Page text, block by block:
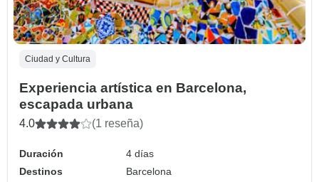
Ciudad y Cultura
Experiencia artística en Barcelona,
escapada urbana
4.0 (1 reseña)
Duración
4 días
Destinos
Barcelona